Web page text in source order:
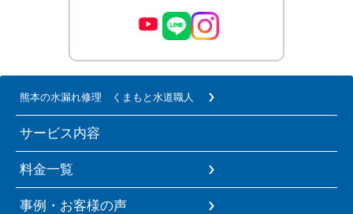
熊本の水漏れ修理 くまもと水道職人
サービス内容
料金一覧
事例・お客様の声